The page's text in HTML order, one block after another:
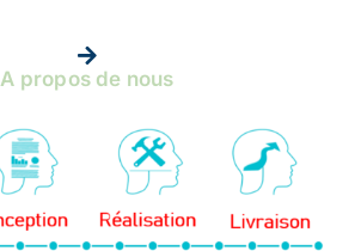
A propos de nous